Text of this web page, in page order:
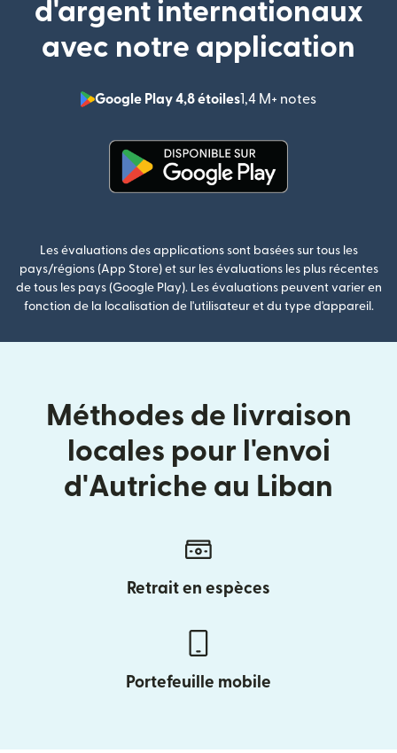
d'argent internationaux
avec notre application
Google Play 4,8 étoiles1,4 M+ notes
Les évaluations des applications sont basées sur tous les
pays/régions (App Store) et sur les évaluations les plus récentes
de tous les pays (Google Play). Les évaluations peuvent varier en
fonction de la localisation de l'utilisateur et du type d'appareil.
Méthodes de livraison
locales pour l'envoi
d'Autriche au Liban
Retrait en espèces
Portefeuille mobile